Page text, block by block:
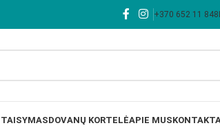
+370 652 11 848
DOVANŲ KORTELĖAPIE MUS